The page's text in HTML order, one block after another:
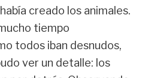
creado los animales.
tiempo
todos iban desnudos,
ver un detalle: los